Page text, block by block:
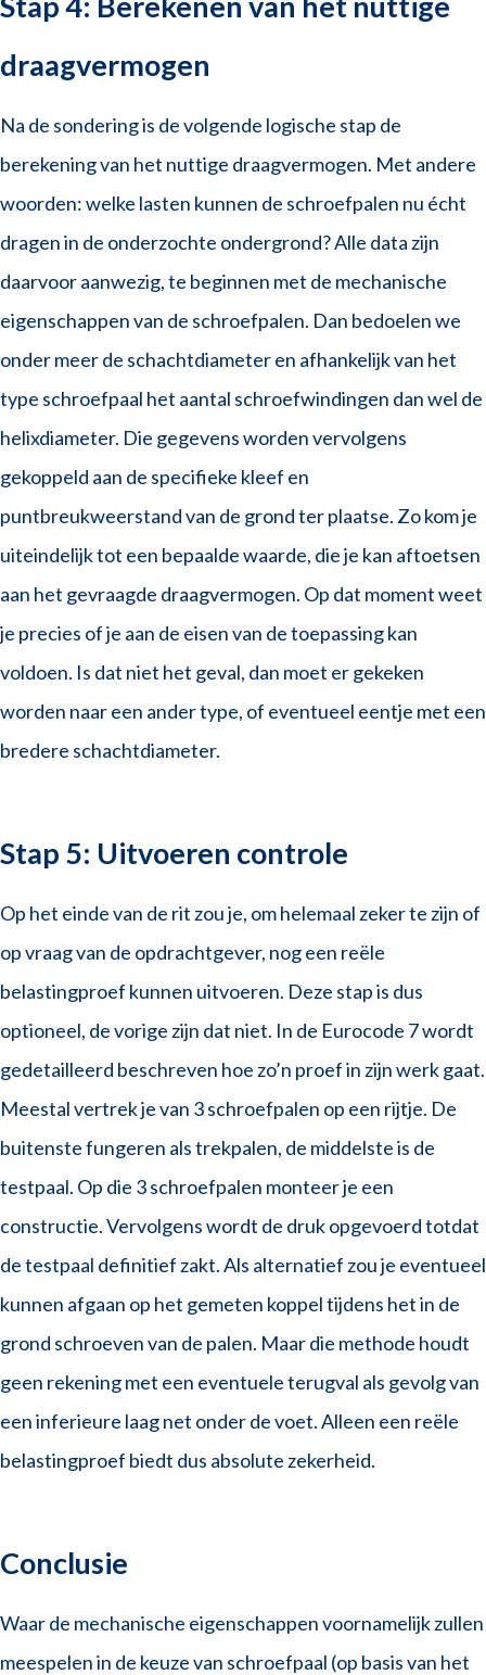
draagvermogen
Na de sondering is de volgende logische stap de
berekening van het nuttige draagvermogen. Met andere
woorden: welke lasten kunnen de schroefpalen nu écht
dragen in de onderzochte ondergrond? Alle data zijn
daarvoor aanwezig, te beginnen met de mechanische
eigenschappen van de schroefpalen. Dan bedoelen we
onder meer de schachtdiameter en afhankelijk van het
type schroefpaal het aantal schroefwindingen dan wel de
helixdiameter. Die gegevens worden vervolgens
gekoppeld aan de specifieke kleef en
puntbreukweerstand van de grond ter plaatse. Zo kom je
uiteindelijk tot een bepaalde waarde, die je kan aftoetsen
aan het gevraagde draagvermogen. Op dat moment weet
je precies of je aan de eisen van de toepassing kan
voldoen. Is dat niet het geval, dan moet er gekeken
worden naar een ander type, of eventueel eentje met een
bredere schachtdiameter.
Stap 5: Uitvoeren controle
Op het einde van de rit zou je, om helemaal zeker te zijn of
op vraag van de opdrachtgever, nog een reële
belastingproef kunnen uitvoeren. Deze stap is dus
optioneel, de vorige zijn dat niet. In de Eurocode 7 wordt
gedetailleerd beschreven hoe zo’n proef in zijn werk gaat.
Meestal vertrek je van 3 schroefpalen op een rijtje. De
buitenste fungeren als trekpalen, de middelste is de
testpaal. Op die 3 schroefpalen monteer je een
constructie. Vervolgens wordt de druk opgevoerd totdat
de testpaal definitief zakt. Als alternatief zou je eventueel
kunnen afgaan op het gemeten koppel tijdens het in de
grond schroeven van de palen. Maar die methode houdt
geen rekening met een eventuele terugval als gevolg van
een inferieure laag net onder de voet. Alleen een reële
belastingproef biedt dus absolute zekerheid.
Conclusie
Waar de mechanische eigenschappen voornamelijk zullen
meespelen in de keuze van schroefpaal (op basis van het